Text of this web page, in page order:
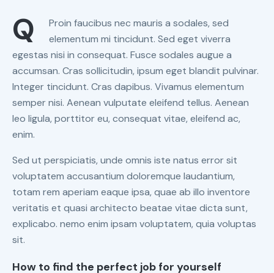
Q
Proin faucibus nec mauris a sodales, sed
elementum mi tincidunt. Sed eget viverra
egestas nisi in consequat. Fusce sodales augue a
accumsan. Cras sollicitudin, ipsum eget blandit pulvinar.
Integer tincidunt. Cras dapibus. Vivamus elementum
semper nisi. Aenean vulputate eleifend tellus. Aenean
leo ligula, porttitor eu, consequat vitae, eleifend ac,
enim.
Sed ut perspiciatis, unde omnis iste natus error sit
voluptatem accusantium doloremque laudantium,
totam rem aperiam eaque ipsa, quae ab illo inventore
veritatis et quasi architecto beatae vitae dicta sunt,
explicabo. nemo enim ipsam voluptatem, quia voluptas
sit.
How to find the perfect job for yourself